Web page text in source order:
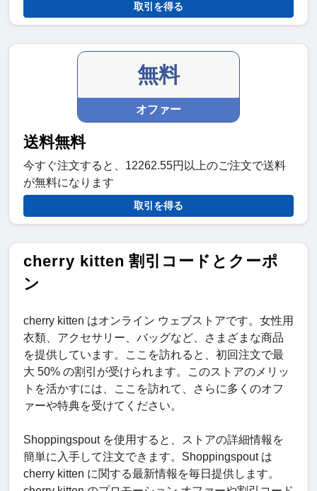
取引を得る
無料
オファー
送料無料
今すぐ注文すると、12262.55円以上のご注文で送料
が無料になります
取引を得る
cherry kitten 割引コードとクーポ
ン
cherry kitten はオンライン ウェブストアです。女性用
衣類、アクセサリー、バッグなど、さまざまな商品
を提供しています。ここを訪れると、初回注文で最
大 50% の割引が受けられます。このストアのメリッ
トを活かすには、ここを訪れて、さらに多くのオフ
ァーや特典を受けてください。
Shoppingspout を使用すると、ストアの詳細情報を
簡単に入手して注文できます。Shoppingspout は
cherry kitten に関する最新情報を毎日提供します。